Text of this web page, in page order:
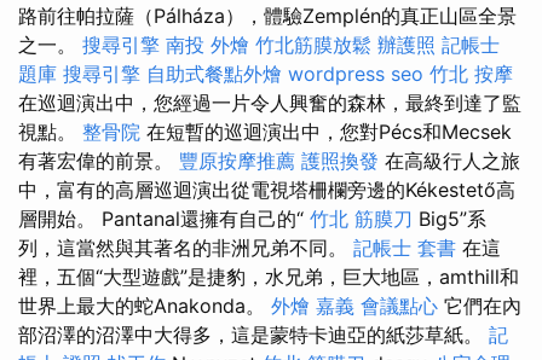
路前往帕拉薩（Pálháza），體驗Zemplén的真正山區全景
之一。 搜尋引擎 南投 外燴 竹北筋膜放鬆 辦護照 記帳士
題庫 搜尋引擎 自助式餐點外燴 wordpress seo 竹北 按摩
在巡迴演出中，您經過一片令人興奮的森林，最終到達了監
視點。 整骨院 在短暫的巡迴演出中，您對Pécs和Mecsek
有著宏偉的前景。 豐原按摩推薦 護照換發 在高級行人之旅
中，富有的高層巡迴演出從電視塔柵欄旁邊的Kékestető高
層開始。 Pantanal還擁有自己的“ 竹北 筋膜刀 Big5”系
列，這當然與其著名的非洲兄弟不同。 記帳士 套書 在這
裡，五個“大型遊戲”是捷豹，水兄弟，巨大地區，amthill和
世界上最大的蛇Anakonda。 外燴 嘉義 會議點心 它們在內
部沼澤的沼澤中大得多，這是蒙特卡迪亞的紙莎草紙。 記